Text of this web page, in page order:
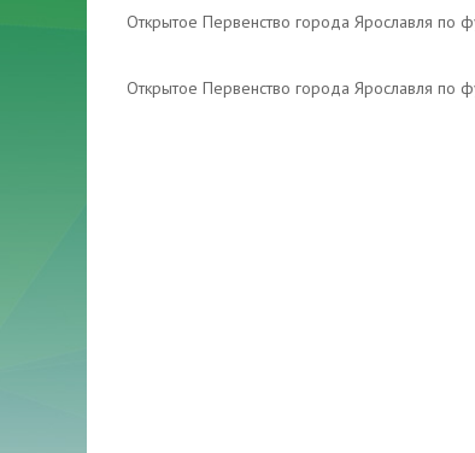
Открытое Первенство города Ярославля по
Открытое Первенство города Ярославля по